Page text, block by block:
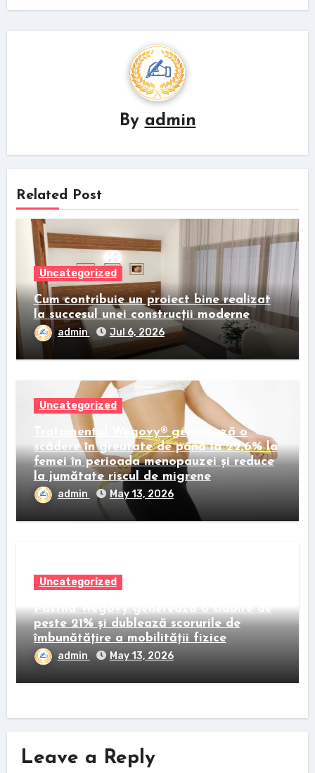
By admin
Related Post
Uncategorized
Cum contribuie un proiect bine realizat
la succesul unei construcții moderne
admin Jul 6, 2026
Uncategorized
Tratamentul Wegovy® generează o
scădere în greutate de până la 22,6% la
femei în perioada menopauzei și reduce
la jumătate riscul de migrene
admin May 13, 2026
Uncategorized
Pastila Wegovy generează o slăbire de
peste 21% și dublează scorurile de
îmbunătățire a mobilității fizice
admin May 13, 2026
Leave a Reply